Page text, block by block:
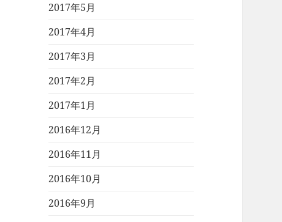
2017年5月
2017年4月
2017年3月
2017年2月
2017年1月
2016年12月
2016年11月
2016年10月
2016年9月